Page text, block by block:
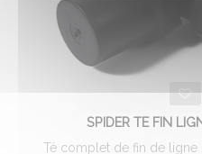
SPIDER TE FIN
Té complet de fin de ligne